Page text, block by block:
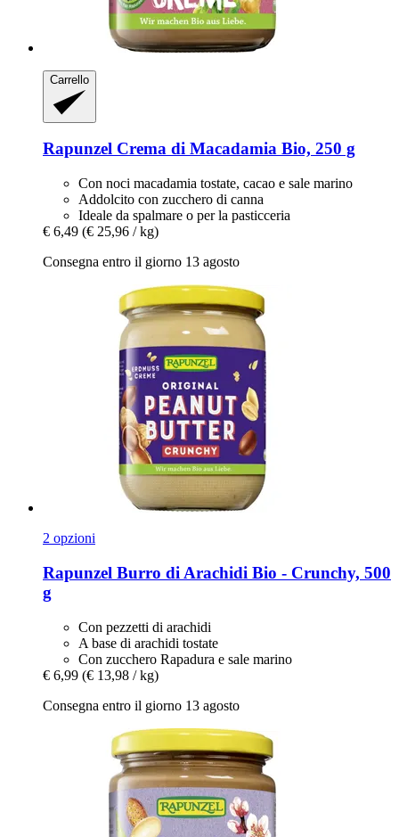
Carrello
Rapunzel Crema di Macadamia Bio, 250 g
Con noci macadamia tostate, cacao e sale marino
Addolcito con zucchero di canna
Ideale da spalmare o per la pasticceria
€ 6,49 (€ 25,96 / kg)
Consegna entro il giorno 13 agosto
2 opzioni
Rapunzel Burro di Arachidi Bio -​ Crunchy, 500
g
Con pezzetti di arachidi
A base di arachidi tostate
Con zucchero Rapadura e sale marino
€ 6,99 (€ 13,98 / kg)
Consegna entro il giorno 13 agosto